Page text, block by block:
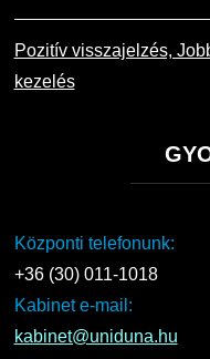
Pozitív visszajelzés,
kezelés
Központi telefonunk:
+36 (30) 011-1018
Kabinet e-mail:
kabinet@uniduna.hu